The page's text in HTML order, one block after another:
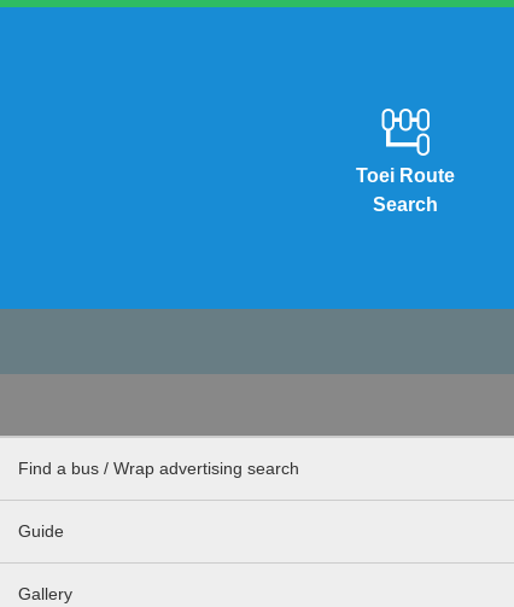
Toei Route
Search
Find a bus / Wrap advertising search
Guide
Gallery